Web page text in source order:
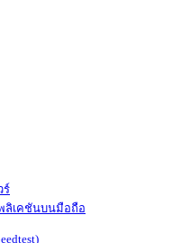
ร์
ลิเคชันบนมือถือ